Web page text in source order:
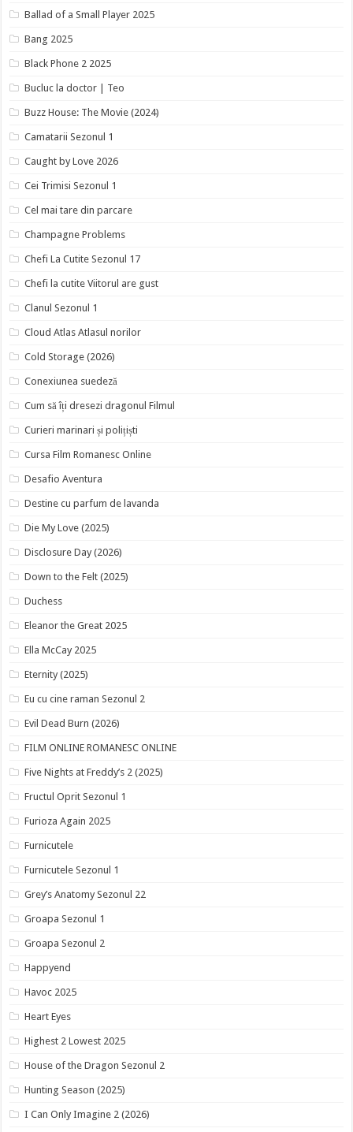
Ballad of a Small Player 2025
Bang 2025
Black Phone 2 2025
Bucluc la doctor | Teo
Buzz House: The Movie (2024)
Camatarii Sezonul 1
Caught by Love 2026
Cei Trimisi Sezonul 1
Cel mai tare din parcare
Champagne Problems
Chefi La Cutite Sezonul 17
Chefi la cutite Viitorul are gust
Clanul Sezonul 1
Cloud Atlas Atlasul norilor
Cold Storage (2026)
Conexiunea suedeză
Cum să îți dresezi dragonul Filmul
Curieri marinari și polițiști
Cursa Film Romanesc Online
Desafio Aventura
Destine cu parfum de lavanda
Die My Love (2025)
Disclosure Day (2026)
Down to the Felt (2025)
Duchess
Eleanor the Great 2025
Ella McCay 2025
Eternity (2025)
Eu cu cine raman Sezonul 2
Evil Dead Burn (2026)
FILM ONLINE ROMANESC ONLINE
Five Nights at Freddy’s 2 (2025)
Fructul Oprit Sezonul 1
Furioza Again 2025
Furnicutele
Furnicutele Sezonul 1
Grey’s Anatomy Sezonul 22
Groapa Sezonul 1
Groapa Sezonul 2
Happyend
Havoc 2025
Heart Eyes
Highest 2 Lowest 2025
House of the Dragon Sezonul 2
Hunting Season (2025)
I Can Only Imagine 2 (2026)